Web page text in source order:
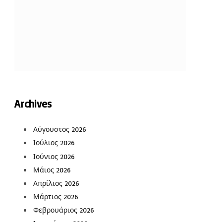
Archives
Αύγουστος 2026
Ιούλιος 2026
Ιούνιος 2026
Μάιος 2026
Απρίλιος 2026
Μάρτιος 2026
Φεβρουάριος 2026